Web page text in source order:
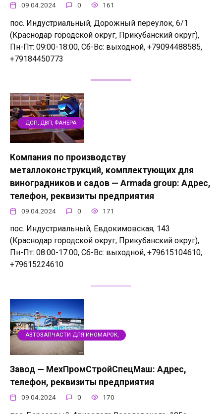
09.04.2024 0 161
пос. Индустриальный, Дорожный переулок, 6/1
(Краснодар городской округ, Прикубанский округ),
Пн-Пт: 09:00-18:00, Сб-Вс: выходной, +79094488585,
+79184450773
ДСП, ДВП, ФАНЕРА
Компания по производству
металлоконструкций, комплектующих для
виноградников и садов — Armada group: Адрес,
телефон, реквизиты предприятия
09.04.2024 0 171
пос. Индустриальный, Евдокимовская, 143
(Краснодар городской округ, Прикубанский округ),
Пн-Пт: 08:00-17:00, Сб-Вс: выходной, +79615104610,
+79615224610
АВТОЗАПЧАСТИ ДЛЯ ИНОМАРОК,
Завод — МехПромСтройСпецМаш: Адрес,
телефон, реквизиты предприятия
09.04.2024 0 170